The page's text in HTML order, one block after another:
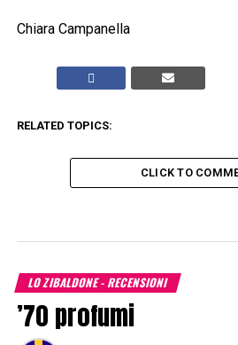
Chiara Campanella
RELATED TOPICS:
CLICK TO
LO ZIBALDONE - RECENSIONI
’70 profumi